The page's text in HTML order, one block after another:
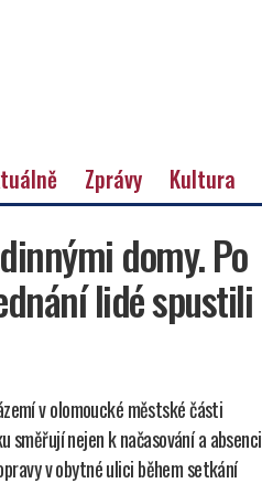
Zprávy Kultura
domy. Po
lidé spustili
v olomoucké městské části
nejen k načasování a absenci
v obytné ulici během setkání